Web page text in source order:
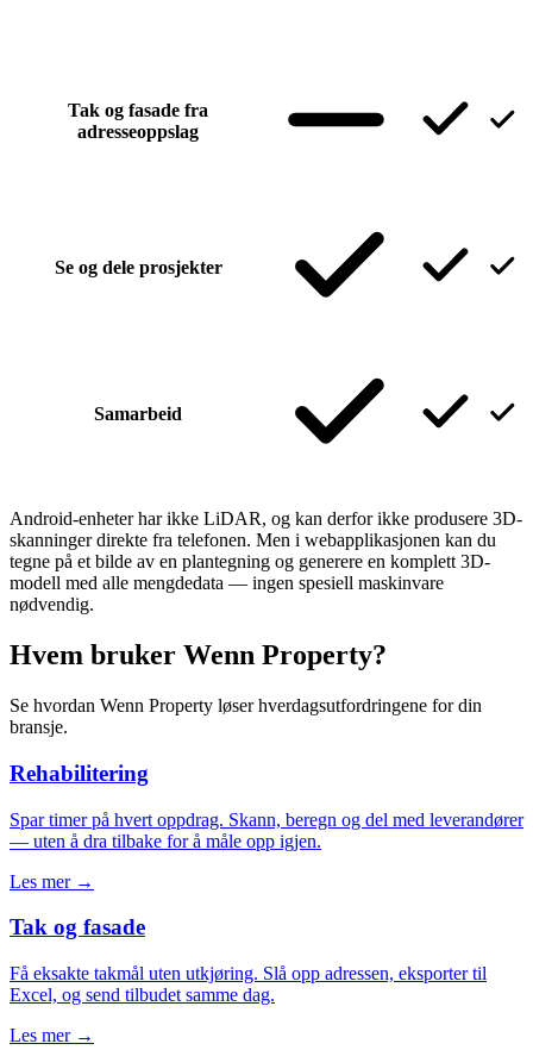
Tak og fasade fra
adresseoppslag
Se og dele prosjekter
Samarbeid
Android-enheter har ikke LiDAR, og kan derfor ikke produsere 3D-
skanninger direkte fra telefonen. Men i webapplikasjonen kan du
tegne på et bilde av en plantegning og generere en komplett 3D-
modell med alle mengdedata — ingen spesiell maskinvare
nødvendig.
Hvem bruker Wenn Property?
Se hvordan Wenn Property løser hverdagsutfordringene for din
bransje.
Rehabilitering
Spar timer på hvert oppdrag. Skann, beregn og del med leverandører
— uten å dra tilbake for å måle opp igjen.
Les mer →
Tak og fasade
Få eksakte takmål uten utkjøring. Slå opp adressen, eksporter til
Excel, og send tilbudet samme dag.
Les mer →